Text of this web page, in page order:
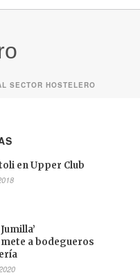
SECTOR HOSTELERO
en Upper Club
a bodegueros